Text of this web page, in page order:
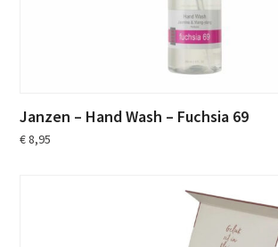
Janzen – Hand Wash – Fuchsia 69
€8,95